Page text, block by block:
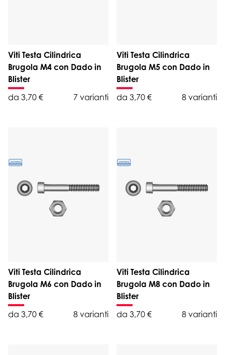
Viti Testa Cilindrica
Brugola M4 con Dado in
Blister
da 3,70 €
7 varianti
Viti Testa Cilindrica
Brugola M5 con Dado in
Blister
da 3,70 €
8 varianti
Viti Testa Cilindrica
Brugola M6 con Dado in
Blister
da 3,70 €
8 varianti
Viti Testa Cilindrica
Brugola M8 con Dado in
Blister
da 3,70 €
8 varianti